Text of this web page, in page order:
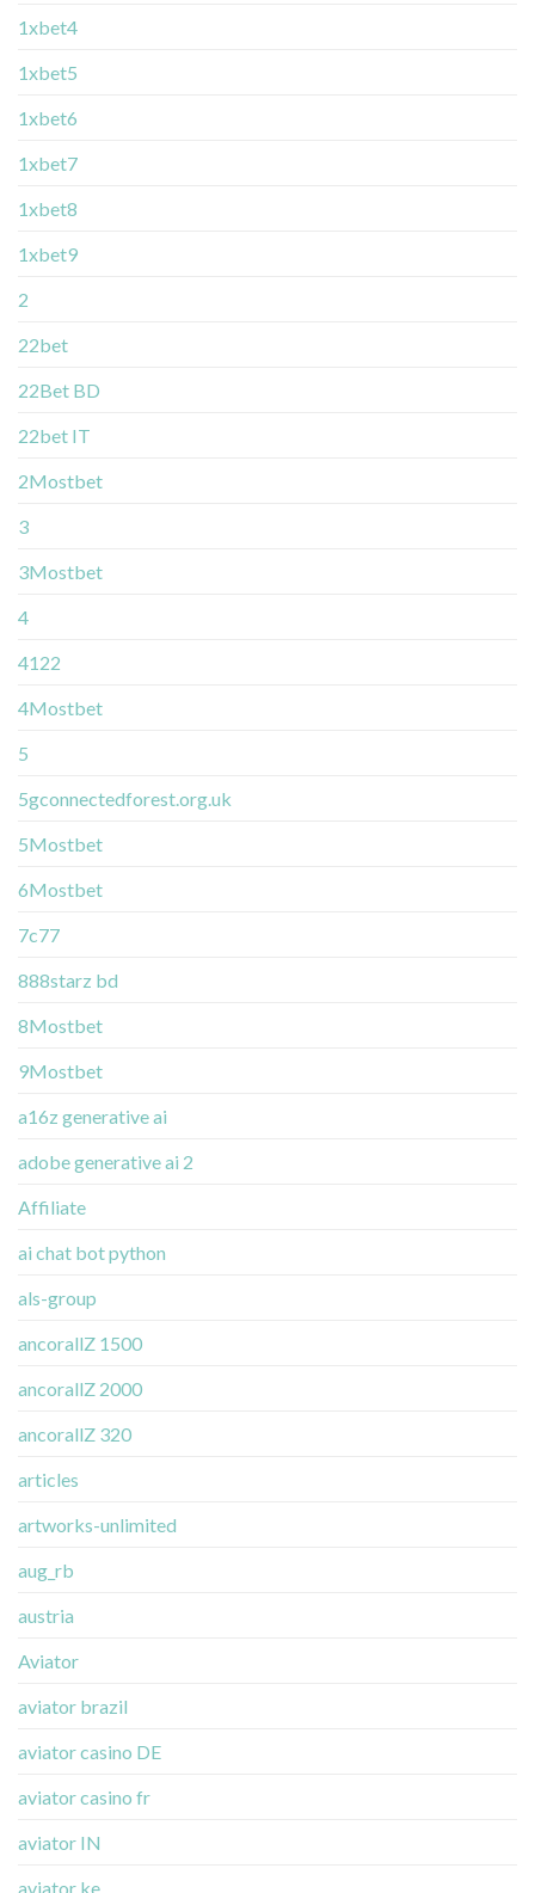
1xbet4
1xbet5
1xbet6
1xbet7
1xbet8
1xbet9
2
22bet
22Bet BD
22bet IT
2Mostbet
3
3Mostbet
4
4122
4Mostbet
5
5gconnectedforest.org.uk
5Mostbet
6Mostbet
7c77
888starz bd
8Mostbet
9Mostbet
a16z generative ai
adobe generative ai 2
Affiliate
ai chat bot python
als-group
ancorallZ 1500
ancorallZ 2000
ancorallZ 320
articles
artworks-unlimited
aug_rb
austria
Aviator
aviator brazil
aviator casino DE
aviator casino fr
aviator IN
aviator ke